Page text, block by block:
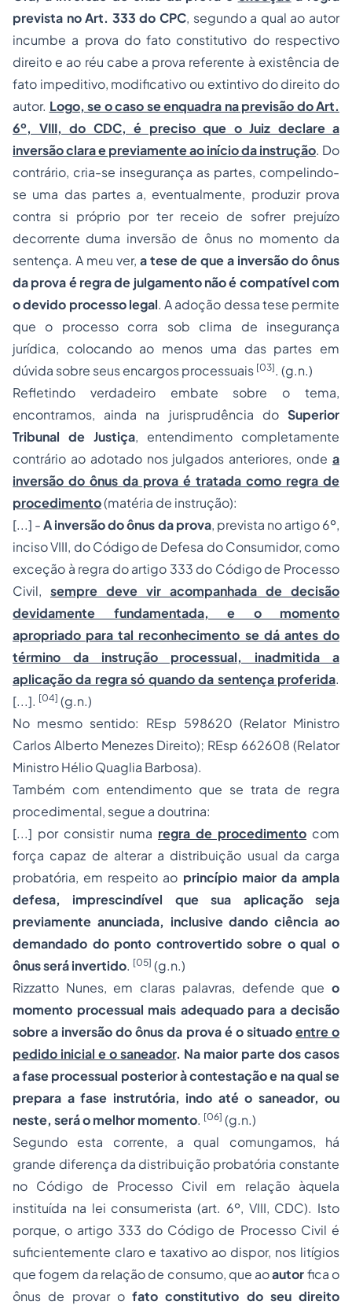
prevista no Art. 333 do CPC, segundo a qual ao autor
incumbe a prova do fato constitutivo do respectivo
direito e ao réu cabe a prova referente à existência de
fato impeditivo, modificativo ou extintivo do direito do
autor. Logo, se o caso se enquadra na previsão do Art.
6º, VIII, do CDC, é preciso que o Juiz declare a
inversão clara e previamente ao início da instrução. Do
contrário, cria-se insegurança as partes, compelindo-
se uma das partes a, eventualmente, produzir prova
contra si próprio por ter receio de sofrer prejuízo
decorrente duma inversão de ônus no momento da
sentença. A meu ver, a tese de que a inversão do ônus
da prova é regra de julgamento não é compatível com
o devido processo legal. Aadoção dessa tese permite
que o processo corra sob clima de insegurança
jurídica, colocando ao menos uma das partes em
dúvida sobre seus encargos processuais [03]. (g.n.)
Refletindo verdadeiro embate sobre o tema,
encontramos, ainda na jurisprudência do Superior
Tribunal de Justiça, entendimento completamente
contrário ao adotado nos julgados anteriores, onde a
inversão do ônus da prova é tratada como regra de
procedimento(matéria de instrução):
[...] -A inversão do ônus da prova, prevista no artigo 6º,
inciso VIII, do Código de Defesa do Consumidor, como
exceção à regra do artigo 333 do Código de Processo
Civil, sempre deve vir acompanhada de decisão
devidamente fundamentada, e o momento
apropriado para tal reconhecimento se dá antes do
término da instrução processual, inadmitida a
aplicação da regra só quando da sentença proferida.
[...]. [04] (g.n.)
No mesmo sentido: REsp 598620 (Relator Ministro
Carlos Alberto Menezes Direito); REsp 662608 (Relator
Ministro Hélio Quaglia Barbosa).
Também com entendimento que se trata de regra
procedimental, segue a doutrina:
[...] por consistir numa regra de procedimento com
força capaz de alterar a distribuição usual da carga
probatória, em respeito ao princípio maior da ampla
defesa, imprescindível que sua aplicação seja
previamente anunciada, inclusive dando ciência ao
demandado do ponto controvertido sobre o qual o
ônus será invertido. [05] (g.n.)
Rizzatto Nunes, em claras palavras, defende que o
momento processual mais adequado para a decisão
sobre a inversão do ônus da prova é o situadoentre o
pedido inicial e o saneador. Na maior parte dos casos
a fase processual posterior àcontestaçãoe na qual se
prepara a fase instrutória, indo até o saneador, ou
neste, será o melhor momento. [06] (g.n.)
Segundo esta corrente, a qual comungamos, há
grande diferença da distribuição probatória constante
no Código de Processo Civil em relação àquela
instituída na lei consumerista (art. 6º, VIII, CDC). Isto
porque, o artigo 333 do Código de Processo Civil é
suficientemente claro e taxativo ao dispor, nos litígios
que fogem da relação de consumo, que aoautorfica o
ônus de provar o fato constitutivo do seu direito